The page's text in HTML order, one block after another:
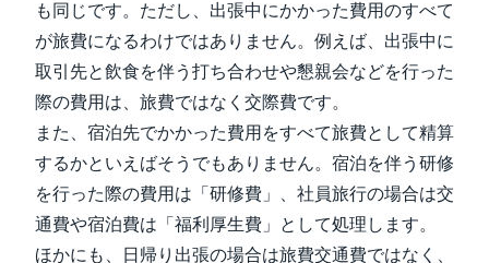
も同じです。ただし、出張中にかかった費用のすべて
が旅費になるわけではありません。例えば、出張中に
取引先と飲食を伴う打ち合わせや懇親会などを行った
際の費用は、旅費ではなく交際費です。
また、宿泊先でかかった費用をすべて旅費として精算
するかといえばそうでもありません。宿泊を伴う研修
を行った際の費用は「研修費」、社員旅行の場合は交
通費や宿泊費は「福利厚生費」として処理します。
ほかにも、日帰り出張の場合は旅費交通費ではなく、